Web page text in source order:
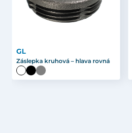
GL
Záslepka kruhová – hlava rovná